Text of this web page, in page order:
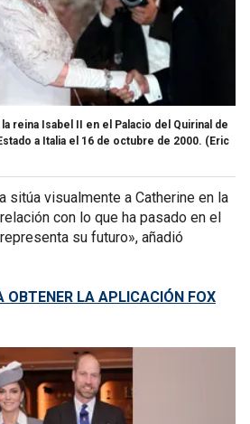
reina Isabel II en el Palacio del Quirinal de
a Italia el 16 de octubre de 2000. (Eric
sitúa visualmente a Catherine en la
con lo que ha pasado en el
su futuro», añadió
OBTENER LA APLICACIÓN FOX